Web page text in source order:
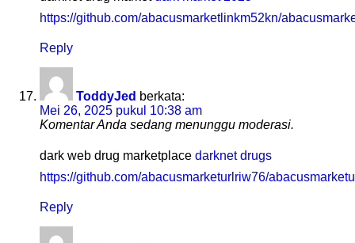
https://github.com/abacusmarketlinkm52kn/
Reply
ToddyJed berkata:
Mei 26, 2025 pukul 10:38 am
Komentar Anda sedang menunggu moderasi.
dark web drug marketplace darknet drugs
https://github.com/abacusmarketurlriw76/
Reply